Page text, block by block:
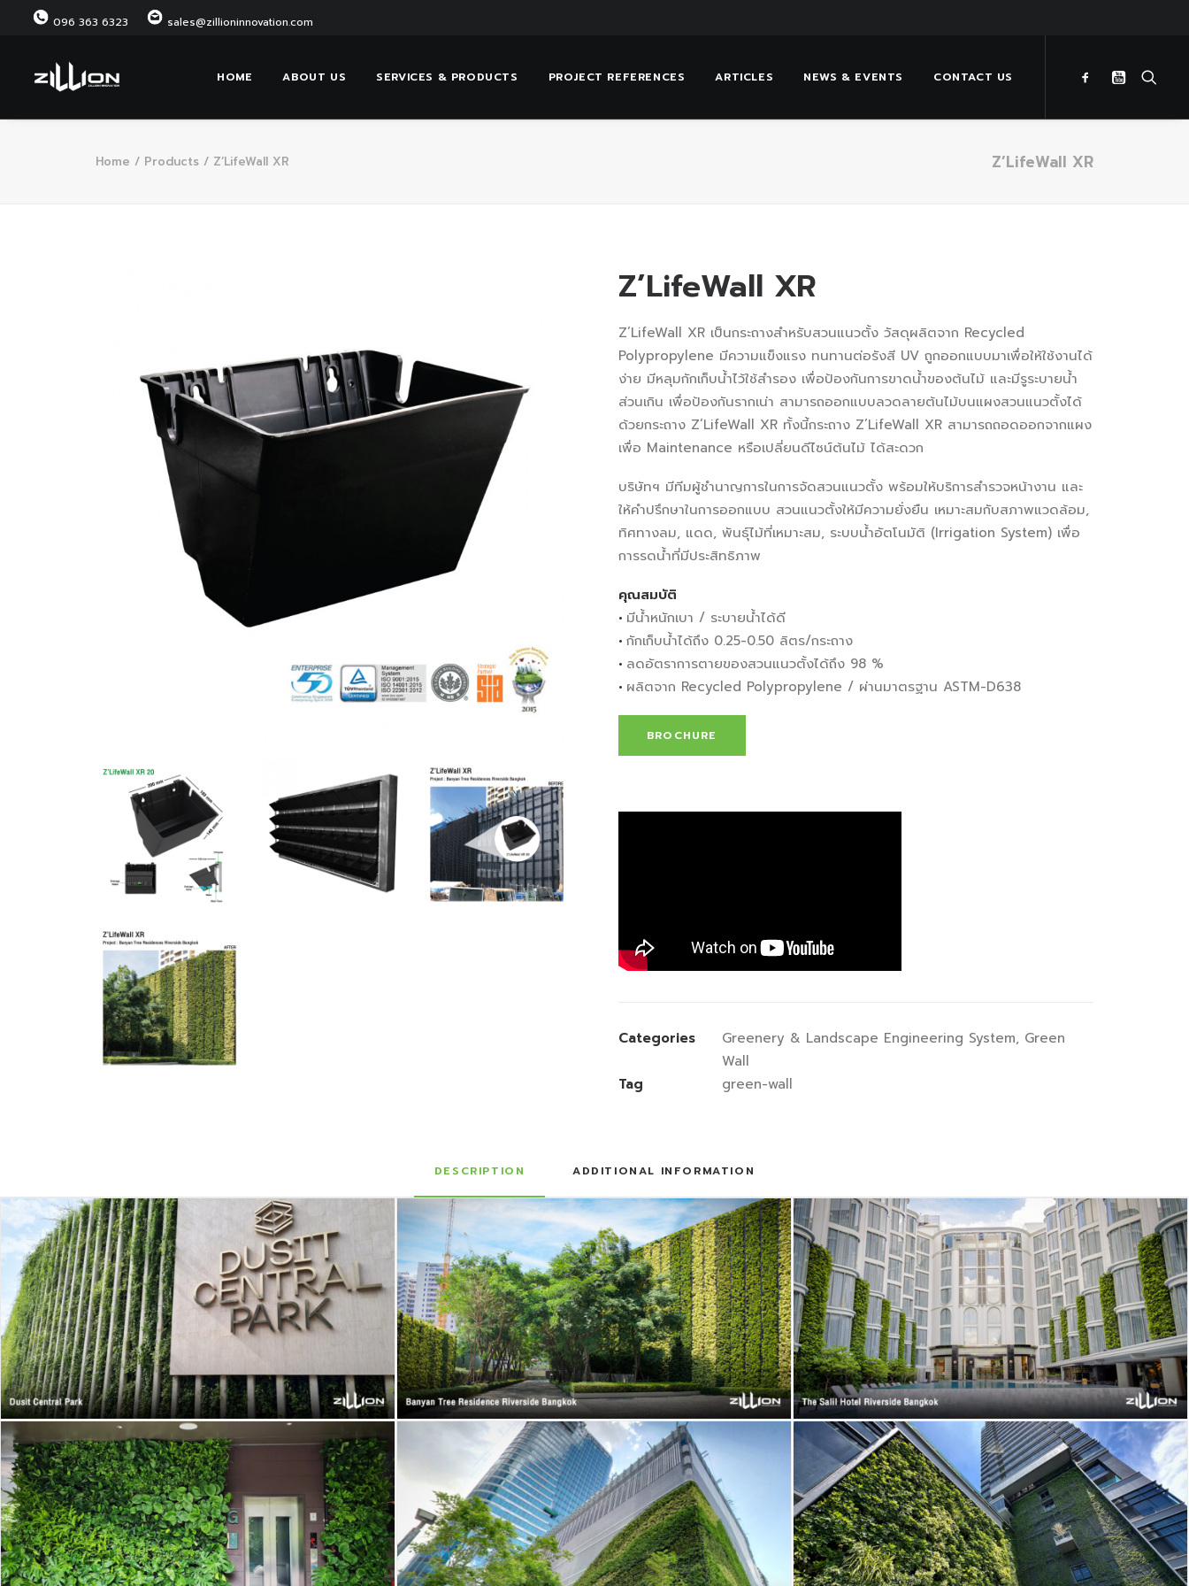
096 363 6323 sales@zillioninnovation.com
HOME ABOUT US SERVICES & PRODUCTS PROJECT REFERENCES ARTICLES NEWS & EVENTS CONTACT US
Z’LifeWall XR
Home Products Z’LifeWall XR
Z’LifeWall XR
Z’LifeWall XR เป็นกระถางสำหรับสวนแนวตั้ง วัสดุผลิตจาก Recycled
Polypropylene มีความแข็งแรง ทนทานต่อรังสี UV ถูกออกแบบมาเพื่อให้ใช้งานได้
ง่าย มีหลุมกักเก็บน้ำไว้ใช้สำรอง เพื่อป้องกันการขาดน้ำของต้นไม้ และมีรูระบายน้ำ
ส่วนเกิน เพื่อป้องกันรากเน่า สามารถออกแบบลวดลายต้นไม้บนแผงสวนแนวตั้งได้
ด้วยกระถาง Z’LifeWall XR ทั้งนี้กระถาง Z’LifeWall XR สามารถถอดออกจากแผง
เพื่อ Maintenance หรือเปลี่ยนดีไซน์ต้นไม้ ได้สะดวก
บริษัทฯ มีทีมผู้ชำนาญการในการจัดสวนแนวตั้ง พร้อมให้บริการสำรวจหน้างาน และ
ให้คำปรึกษาในการออกแบบ สวนแนวตั้งให้มีความยั่งยืน เหมาะสมกับสภาพแวดล้อม,
ทิศทางลม, แดด, พันธุ์ไม้ที่เหมาะสม, ระบบน้ำอัตโนมัติ (Irrigation System) เพื่อ
การรดน้ำที่มีประสิทธิภาพ
คุณสมบัติ
• มีน้ำหนักเบา / ระบายน้ำได้ดี
• กักเก็บน้ำได้ถึง 0.25-0.50 ลิตร/กระถาง
• ลดอัตราการตายของสวนแนวตั้งได้ถึง 98 %
• ผลิตจาก Recycled Polypropylene / ผ่านมาตรฐาน ASTM-D638
BROCHURE
Categories Greenery & Landscape Engineering System, Green
Wall
Tag
green-wall
DESCRIPTION ADDITIONAL INFORMATION